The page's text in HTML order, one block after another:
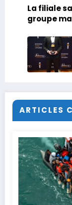
La filiale
groupe
ARTICLES